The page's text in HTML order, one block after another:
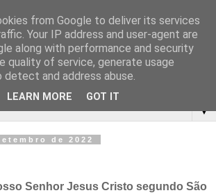
▼
de 2022
Senhor Jesus Cristo segundo São
from Google to deliver its services
Your IP address and user-agent are
along with performance and security
quality of service, generate usage
and address abuse.
LEARN MORE GOT IT